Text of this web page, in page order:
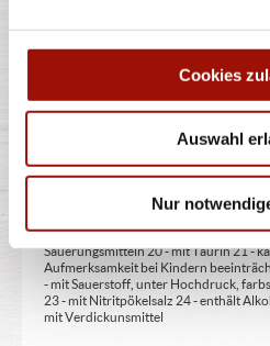
Cookies
Auswahl
Nur
1 - mit Farbstoffen 2 - mit
geschwärzt 7 - gewachst 8 - mit
Zuckerart/en und Süßungsmittel/n 12
14 - kann bei übermäßigem Verzehr
Angabe 15 - unter Schutzatmosphäre
koffeinhaltig 18 - mit Milcheiweiß (bei
Säuerungsmitteln 20 - mit Taurin 21 -
Aufmerksamkeit bei Kindern
- mit Sauerstoff, unter Hochdruck,
23 - mit Nitritpökelsalz 24 - enthält
mit Verdickunsmittel